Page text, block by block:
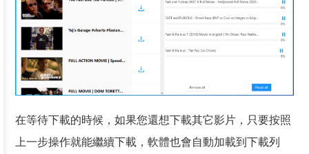
在等待下載的時候，如果您還想下載其它影片，只要按照
上一步操作就能繼續下載，軟體也會自動加載到下載列